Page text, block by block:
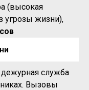
(высокая
угрозы жизни),
служба
Вызовы